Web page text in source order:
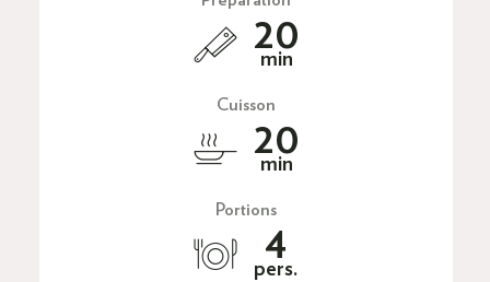
20
min
Cuisson
20
min
Portions
4
pers.